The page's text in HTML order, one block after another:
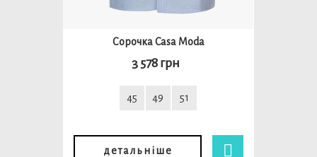
Сорочка Casa Moda
3 578 грн
45 49 51
детальніше